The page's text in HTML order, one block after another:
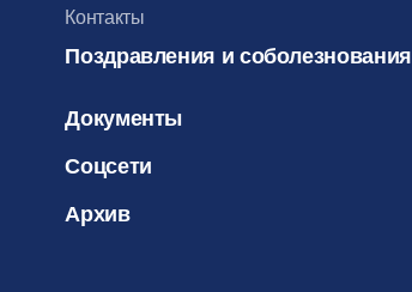
Контакты
Поздравления и соболезнования
Документы
Соцсети
Архив